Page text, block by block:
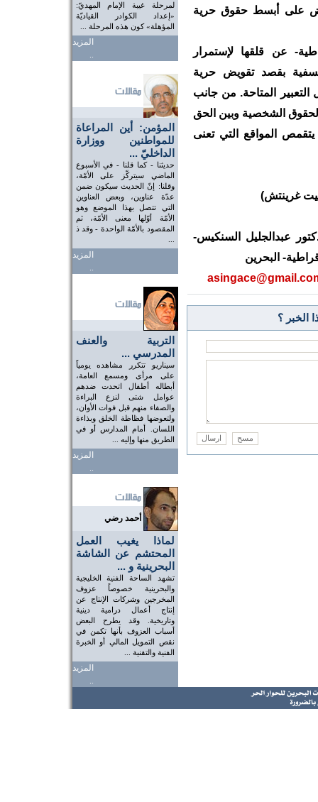
لمرحلة غيبة الإمام المهديّ:
«إعداد الكوادر القياديّة
المؤهلة» كون هذه المرحلة ...
المزيد
..
المؤمن: أين المراعاة
للمواطنين ووزارة
الداخليّ ...
حديثنا - كما قلنا - في الأسبوع
الماضي سيتركّز على الأمّة،
وقلنا: إنّ الحديث سيكون ضمن
عدّة عناوين، وبعض العناوين
التي تتصل بهذا الموضع وهو
الأمّة أوّلها معنى الأمّة، ثم
المقصود بالأمّة الواحدة - وقد ذ
المزيد
..
التربية والعنف
المدرسي ...
سيناريو تتكرر مشاهده يومياً
على مرأى ومسمع العامة،
أبطاله أطفال اتحدت ضدهم
عوامل شتى لنزع البراءة
والصفاء منهم قبل فوات الأوان،
ولتعوضها فظاظة الخلق وبذاءة
اللسان. أمام المدارس أو في
الطريق منها وإليه ...
المزيد
..
أحمد رضي
لماذا يغيب العمل
المحتشم عن الشاشة
البحرينية و ...
تشهد الساحة الفنية الخليجية
والبحرينية خصوصاً عزوف
المخرجين وشركات الإنتاج عن
إنتاج أعمال درامية دينية
وتاريخية. وقد يطرح البعض
أسباب العزوف بأنها تكمن في
نقص التمويل المالي أو الخبرة
الفنية والتقنية ...
المزيد
..
على أبسط حقوق حرية
عن قلقها لإستمرار
بقصد تقويض حرية
المتاحة. من جانب
الشخصية وبين الحق
المواقع التي تعنى
عبدالجليل السنكيس-
البحرين
الخبر ؟